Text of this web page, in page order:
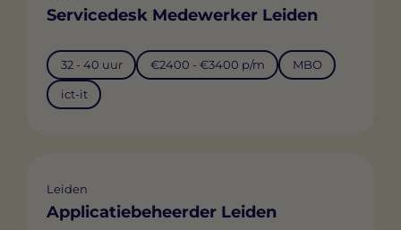
Servicedesk Medewerker Leiden
32 - 40 uur €2400 - €3400 p/m MBO
ict-it
Leiden
Applicatiebeheerder Leiden